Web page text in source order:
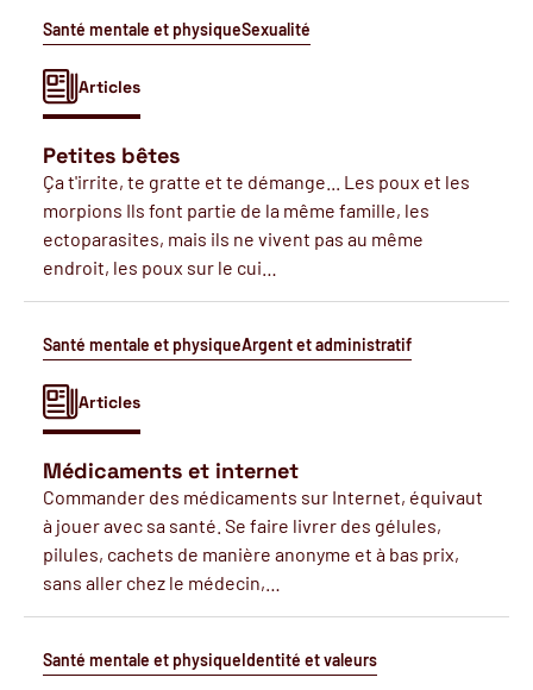
Santé mentale et physiqueSexualité
Articles
Petites bêtes
Ça t'irrite, te gratte et te démange... Les poux et les
morpions Ils font partie de la même famille, les
ectoparasites, mais ils ne vivent pas au même
endroit, les poux sur le cui…
Santé mentale et physiqueArgent et administratif
Articles
Médicaments et internet
Commander des médicaments sur Internet, équivaut
à jouer avec sa santé. Se faire livrer des gélules,
pilules, cachets de manière anonyme et à bas prix,
sans aller chez le médecin,…
Santé mentale et physiqueIdentité et valeurs